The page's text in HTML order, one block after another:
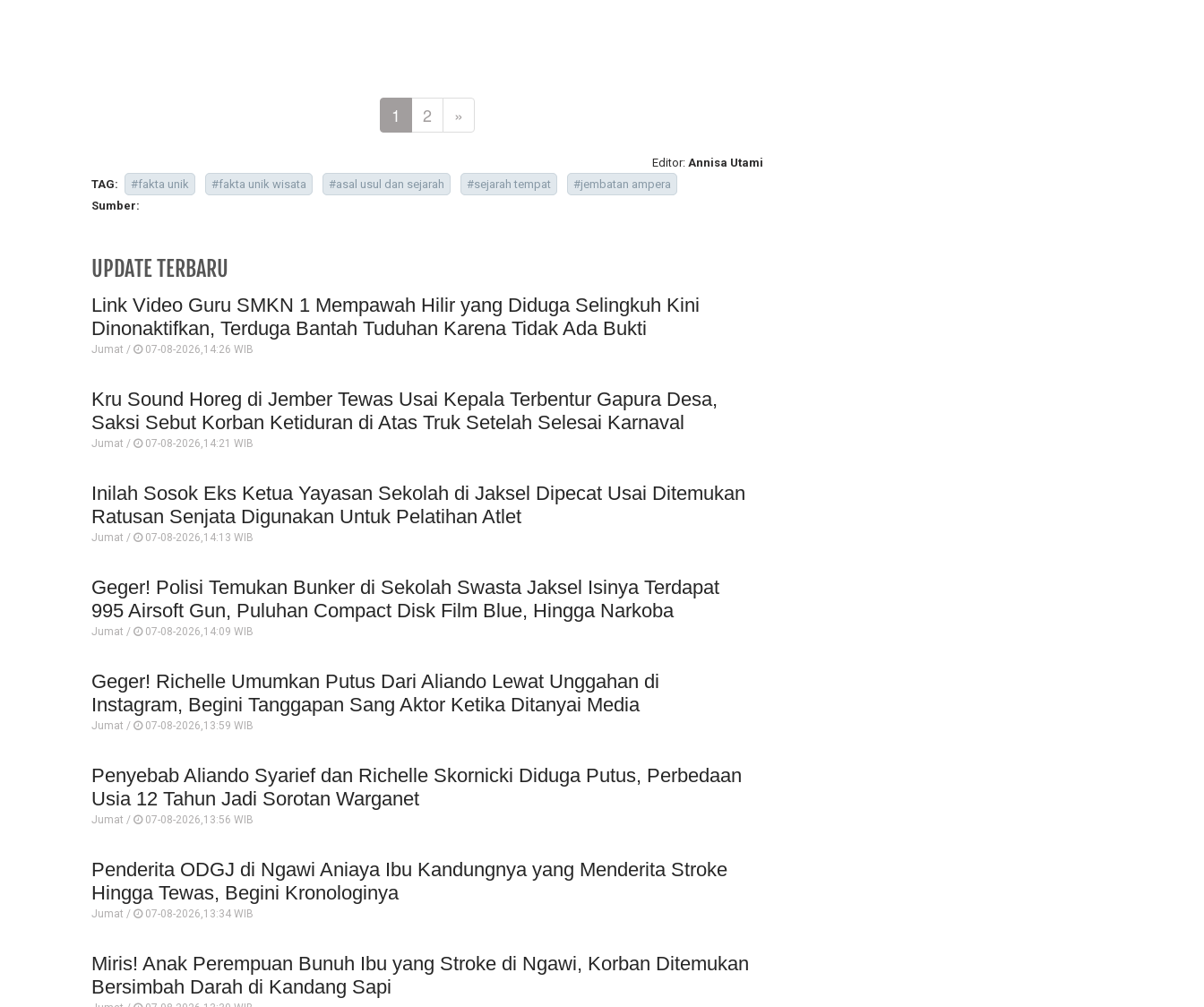
1 2 »
Editor: Annisa Utami
TAG:
#fakta unik #fakta unik wisata #asal usul dan sejarah #sejarah tempat
#jembatan ampera
Sumber:
UPDATE TERBARU
Link Video Guru SMKN 1 Mempawah Hilir yang Diduga Selingkuh Kini
Dinonaktifkan, Terduga Bantah Tuduhan Karena Tidak Ada Bukti
Jumat / 07-08-2026,14:26 WIB
Kru Sound Horeg di Jember Tewas Usai Kepala Terbentur Gapura Desa,
Saksi Sebut Korban Ketiduran di Atas Truk Setelah Selesai Karnaval
Jumat / 07-08-2026,14:21 WIB
Inilah Sosok Eks Ketua Yayasan Sekolah di Jaksel Dipecat Usai Ditemukan
Ratusan Senjata Digunakan Untuk Pelatihan Atlet
Jumat / 07-08-2026,14:13 WIB
Geger! Polisi Temukan Bunker di Sekolah Swasta Jaksel Isinya Terdapat
995 Airsoft Gun, Puluhan Compact Disk Film Blue, Hingga Narkoba
Jumat / 07-08-2026,14:09 WIB
Geger! Richelle Umumkan Putus Dari Aliando Lewat Unggahan di
Instagram, Begini Tanggapan Sang Aktor Ketika Ditanyai Media
Jumat / 07-08-2026,13:59 WIB
Penyebab Aliando Syarief dan Richelle Skornicki Diduga Putus, Perbedaan
Usia 12 Tahun Jadi Sorotan Warganet
Jumat / 07-08-2026,13:56 WIB
Penderita ODGJ di Ngawi Aniaya Ibu Kandungnya yang Menderita Stroke
Hingga Tewas, Begini Kronologinya
Jumat / 07-08-2026,13:34 WIB
Miris! Anak Perempuan Bunuh Ibu yang Stroke di Ngawi, Korban Ditemukan
Bersimbah Darah di Kandang Sapi